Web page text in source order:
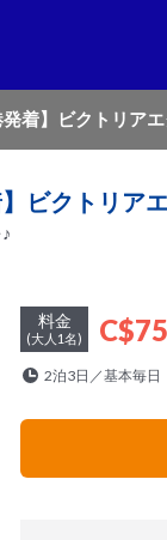
着】ビクトリア
ビクトリア
料金
(大人1名)
2泊3日／基本毎日